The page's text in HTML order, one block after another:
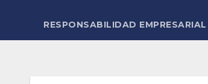
RESPONSABILIDAD EMPRESARIAL